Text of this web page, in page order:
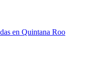
en Quintana Roo